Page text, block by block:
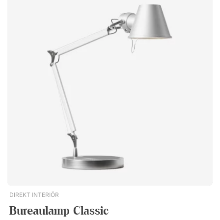
voor extra ondersteuning van armen en schouders. Ontlast uw
armen en schouders De ergonomische, 4D-armleuningen zijn
in hoogte, breedte en diepte verstelbaar, zodat u altijd de
optimale positie voor uw lichaam kunt vinden. Door ervoor te
zorgen dat de armleuningen gelijk liggen met het tafelblad en
dat uw ellebogen in een hoek van 90 graden staan, krijgt u
effectieve verlichting voor uw armen en schouders.
Specificatie Zit- en schommelfunctie Gewatteerde netzitting
en rugleuning. Verstelbare zwaaihaak (in hoogte). Verstelbare
zitdiepte van 4 cm. Synchrone tuimelaar met 4
vergrendelingsposities. Armleuningen Vergrendelbare 4D
armleuningen. Verstelbaar in hoogte, breedte en diepte.
Voetsteun en gaskolom Verchroomde gas kolom. Voetsteunen
in zwart nylon. Bekleding Zwart nylon. 100.000 martindale.
Overig Gecertificeerd volgens EN 1335-norm. GREENGUARD
Gold-gecertificeerd.Ergo 317 biedt geavanceerde
tegen een concurrerende prijs. Ergonomische aanpassingen
DIREKT INTERIÖR
Bureaulamp Classic